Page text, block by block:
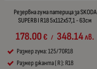
Резервна гума патерица за SKODA
SUPERB I R18 5x112x57,1 - 63см
178.00€ / 348.14лв.
Размер гума: 125/70R18
Размер джанта ( R ): R18